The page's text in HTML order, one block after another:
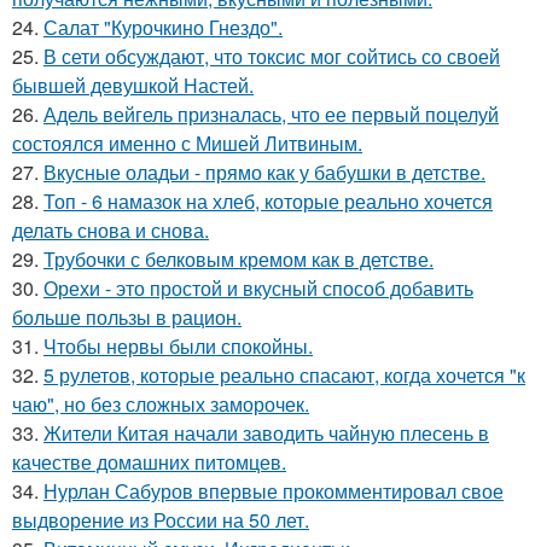
24. Салат "Курочкино Гнездо".
25. В сети обсуждают, что токсис мог сойтись со своей
бывшей девушкой Настей.
26. Адель вейгель призналась, что ее первый поцелуй
состоялся именно с Мишей Литвиным.
27. Вкусные оладьи - прямо как у бабушки в детстве.
28. Топ - 6 намазок на хлеб, которые реально хочется
делать снова и снова.
29. Трубочки с белковым кремом как в детстве.
30. Орехи - это простой и вкусный способ добавить
больше пользы в рацион.
31. Чтобы нервы были спокойны.
32. 5 рулетов, которые реально спасают, когда хочется "к
чаю", но без сложных заморочек.
33. Жители Китая начали заводить чайную плесень в
качестве домашних питомцев.
34. Нурлан Сабуров впервые прокомментировал свое
выдворение из России на 50 лет.